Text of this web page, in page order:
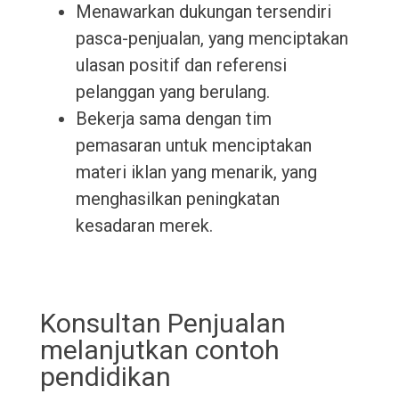
Menawarkan dukungan tersendiri
pasca-penjualan, yang menciptakan
ulasan positif dan referensi
pelanggan yang berulang.
Bekerja sama dengan tim
pemasaran untuk menciptakan
materi iklan yang menarik, yang
menghasilkan peningkatan
kesadaran merek.
Konsultan Penjualan
melanjutkan contoh
pendidikan